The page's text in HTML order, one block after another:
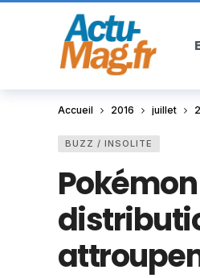
Accueil 2016 juillet
BUZZ / INSOLITE